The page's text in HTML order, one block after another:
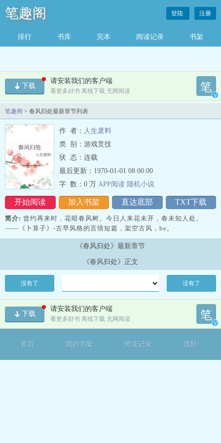
笔趣阁 登陆 注册
排行 书库 完本 阅读记录 书架
下载
请安装我们的客户端
看更多好书 离线下载 无网阅读 笔
v
笔趣阁 > 春风归处最新章节列表
作 者： 人生废料
类 别：游戏竞技
状 态：连载
开始阅读 加入书架 直达底部 TXT下载
最后更新：1970-01-01 08:00:00
字 数： 0 万 APP阅读 随机小说
简介: 曾约再来时，花暗春风树。今日人来花未开，春未知人处。
——《卜算子》-古早风格的言情短篇，架空古风，be。
《春风归处》最新章节
《春风归处》正文
没有了 没有了
下载
请安装我们的客户端
看更多好书 离线下载 无网阅读 笔
v
首页 我的书架 阅读记录 顶部↑